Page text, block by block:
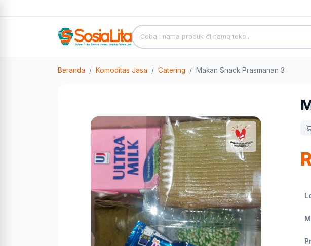
Beranda Komoditas Jasa Catering Makan Snack Prasmanan 3